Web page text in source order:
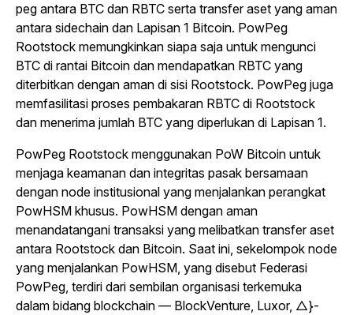
peg antara BTC dan RBTC serta transfer aset yang aman
antara sidechain dan Lapisan 1 Bitcoin. PowPeg
Rootstock memungkinkan siapa saja untuk mengunci
BTC di rantai Bitcoin dan mendapatkan RBTC yang
diterbitkan dengan aman di sisi Rootstock. PowPeg juga
memfasilitasi proses pembakaran RBTC di Rootstock
dan menerima jumlah BTC yang diperlukan di Lapisan 1.
PowPeg Rootstock menggunakan PoW Bitcoin untuk
menjaga keamanan dan integritas pasak bersamaan
dengan node institusional yang menjalankan perangkat
PowHSM khusus. PowHSM dengan aman
menandatangani transaksi yang melibatkan transfer aset
antara Rootstock dan Bitcoin. Saat ini, sekelompok node
yang menjalankan PowHSM, yang disebut Federasi
PowPeg, terdiri dari sembilan organisasi terkemuka
dalam bidang blockchain — BlockVenture, Luxor, △}-